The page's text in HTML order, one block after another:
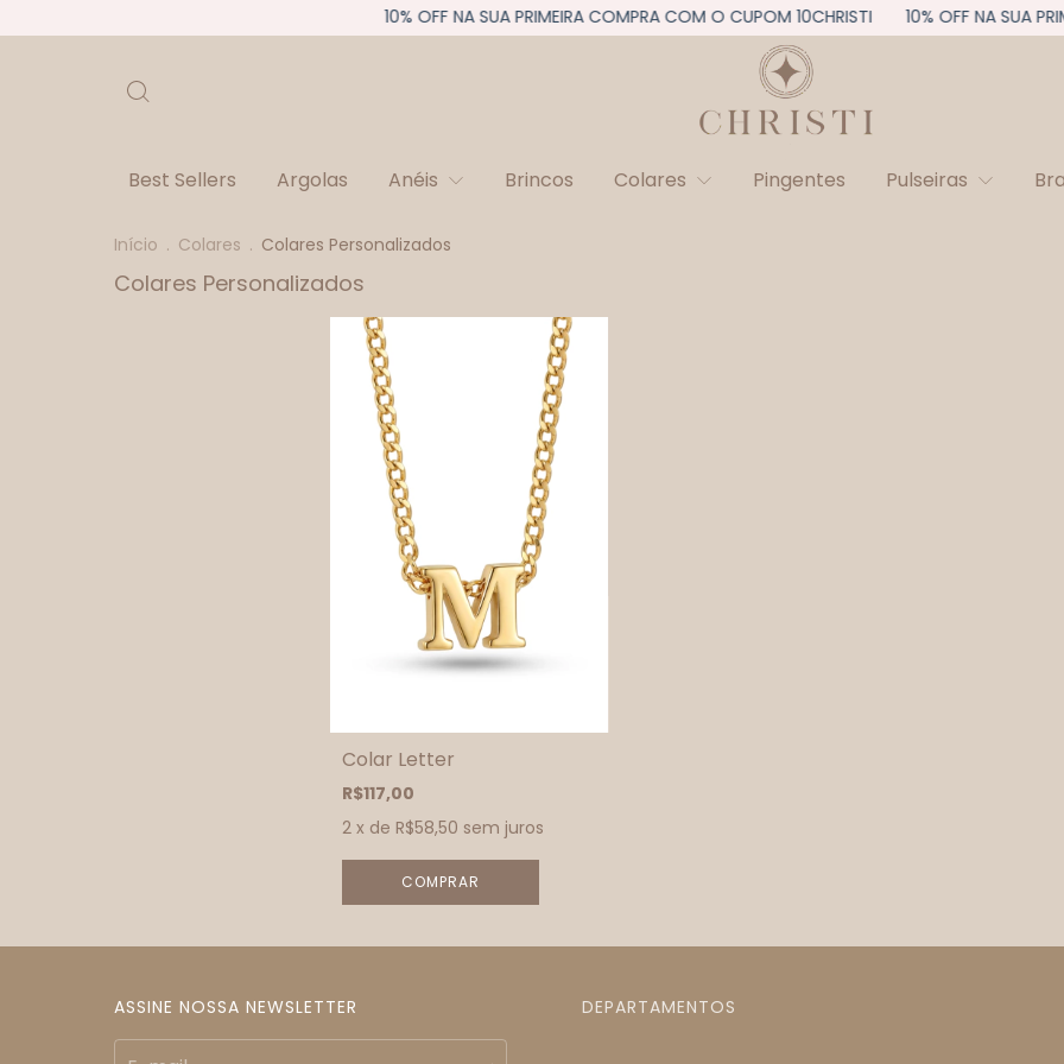
10% OFF NA SUA PRIMEIRA COMPRA COM O CUPOM 10CHRISTI 10% OFF NA SUA
Best Sellers Argolas Anéis Brincos Colares Pingentes Pulseiras
Início . Colares . Colares Personalizados
Colares Personalizados
Colar Letter
R$117,00
2 x de R$58,50 sem juros
COMPRAR
ASSINE NOSSA NEWSLETTER DEPARTAMENTOS